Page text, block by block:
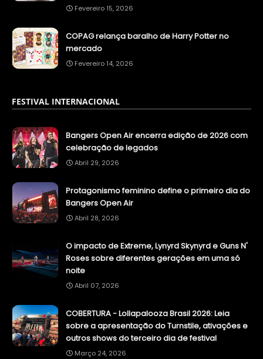
Fevereiro 15, 2026
COPAG relança baralho de Harry Potter no
mercado
Fevereiro 14, 2026
FESTIVAL INTERNACIONAL
Bangers Open Air encerra edição de 2026 com
celebração de legados
Abril 29, 2026
Protagonismo feminino define o primeiro dia do
Bangers Open Air
Abril 28, 2026
O impacto de Extreme, Lynyrd Skynyrd e Guns N'
Roses sobre diferentes gerações em uma só
noite
Abril 07, 2026
COBERTURA - Lollapalooza Brasil 2026: Leia
sobre a apresentação do Turnstile, ativações e
outros shows do terceiro dia de festival
Março 24, 2026